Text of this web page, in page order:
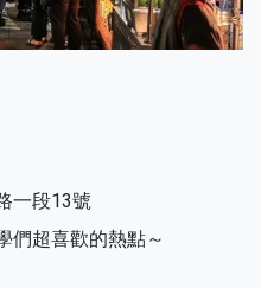
一段13號
們超喜歡的熱點～